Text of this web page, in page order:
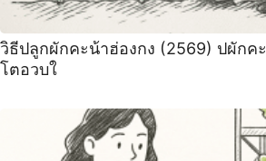
วิธีปลูกผักคะน้าฮ่องกง (2569) ปผักค
โตอวบใ